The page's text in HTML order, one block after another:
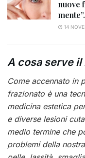
nuove
14
A cosa serve il
Come accennato in
frazionato è una
medicina estetica
e diverse lesioni
medio termine che
problemi della